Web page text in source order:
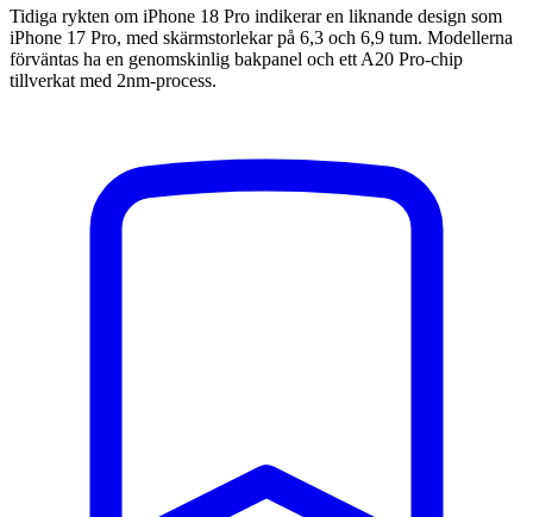
Tidiga rykten om iPhone 18 Pro indikerar en liknande design som
iPhone 17 Pro, med skärmstorlekar på 6,3 och 6,9 tum. Modellerna
förväntas ha en genomskinlig bakpanel och ett A20 Pro-chip
tillverkat med 2nm-process.